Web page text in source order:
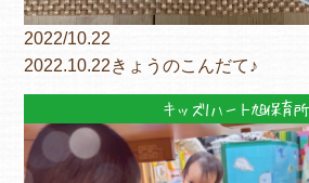
2022/10.22
2022.10.22きょうのこんだて♪
キッズ1ハート旭保育所